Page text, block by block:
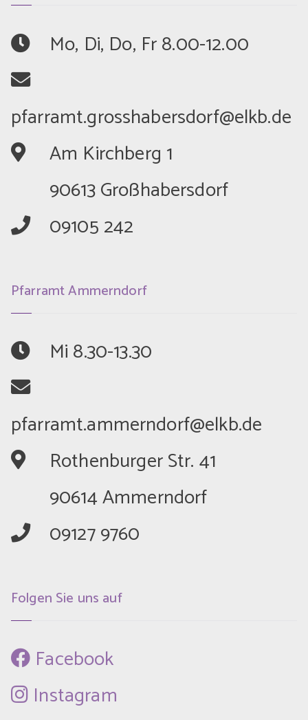
	Mo, Di, Do, Fr 8.00-12.00
	Am Kirchberg 1
	90613 Großhabersdorf
	09105 242
Pfarramt Ammerndorf
	Mi 8.30-13.30
	Rothenburger Str. 41
	90614 Ammerndorf
	09127 9760
Folgen Sie uns auf
Facebook
Instagram